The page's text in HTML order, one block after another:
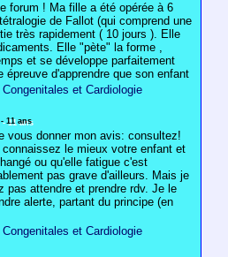
forum ! Ma fille a été opérée à 6
de Fallot (qui comprend une
très rapidement ( 10 jours ). Elle
Elle "pète" la forme ,
et se développe parfaitement
épreuve d'apprendre que son enfant
et Cardiologie
11 ans
vous donner mon avis: consultez!
le mieux votre enfant et
ou qu'elle fatigue c'est
pas grave d'ailleurs. Mais je
pas attendre et prendre rdv. Je le
alerte, partant du principe (en
et Cardiologie